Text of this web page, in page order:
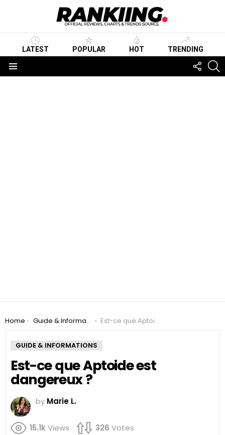
LATEST POPULAR HOT TRENDING
US
You are here:
Home Guide & Informations Est-ce que Aptoide est dangereux ?
GUIDE & INFORMATIONS
Est-ce que Aptoide est
dangereux ?
by Marie L.
15.1kViews 326 Votes